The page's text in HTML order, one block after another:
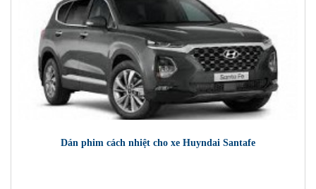
Dán phim cách nhiệt cho xe Huyndai Santafe